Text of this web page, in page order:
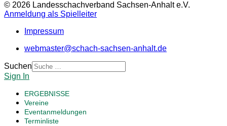
© 2026 Landesschachverband Sachsen-Anhalt e.V.
Anmeldung als Spielleiter
Impressum
webmaster@schach-sachsen-anhalt.de
Suchen
Sign In
ERGEBNISSE
Vereine
Eventanmeldungen
Terminliste